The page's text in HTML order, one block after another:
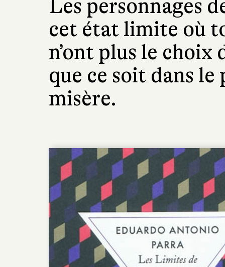
Les personnages
cet état limite où
n’ont plus le
que ce soit dans
misère.